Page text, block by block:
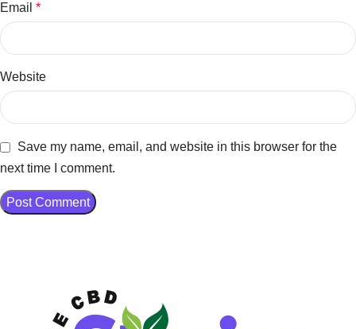
Email *
Website
Save my name, email, and website in this browser for the
next time I comment.